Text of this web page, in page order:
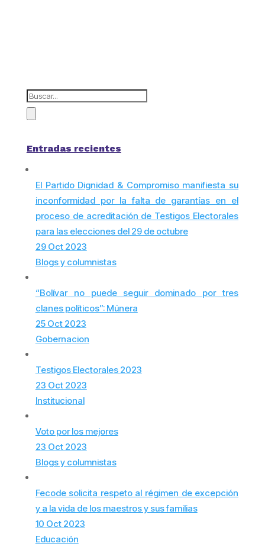
Entradas recientes
El Partido Dignidad & Compromiso manifiesta su
inconformidad por la falta de garantías en el
proceso de acreditación de Testigos Electorales
para las elecciones del 29 de octubre
29 Oct 2023
Blogs y columnistas
“Bolívar no puede seguir dominado por tres
clanes políticos”: Múnera
25 Oct 2023
Gobernacion
Testigos Electorales 2023
23 Oct 2023
Institucional
Voto por los mejores
23 Oct 2023
Blogs y columnistas
Fecode solicita respeto al régimen de excepción
y a la vida de los maestros y sus familias
10 Oct 2023
Educación